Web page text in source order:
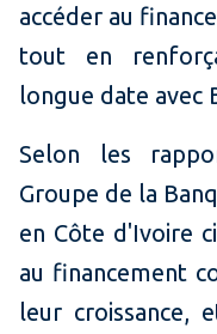
accéder au
tout en
longue date avec
Selon les
Groupe de la
en Côte d'Ivoire
au financement
leur croissance,